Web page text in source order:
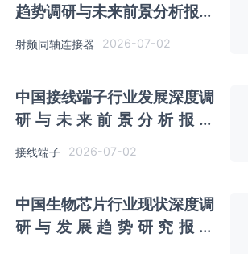
趋势调研与未来前景分析报告
（2026-2033年）
射频同轴连接器 2026-07-02
中国接线端子行业发展深度调
研与未来前景分析报告
接线端子 2026-07-02
中国生物芯片行业现状深度调
研与发展趋势研究报告